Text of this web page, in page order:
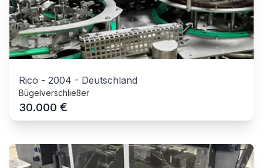
Rico - 2004 - Deutschland
Bügelverschließer
30.000 €